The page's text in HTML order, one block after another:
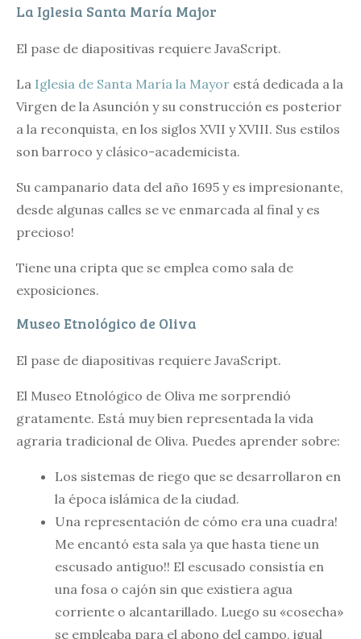
La Iglesia Santa María Major
El pase de diapositivas requiere JavaScript.
La Iglesia de Santa María la Mayor está dedicada a la
Virgen de la Asunción y su construcción es posterior
a la reconquista, en los siglos XVII y XVIII. Sus estilos
son barroco y clásico-academicista.
Su campanario data del año 1695 y es impresionante,
desde algunas calles se ve enmarcada al final y es
precioso!
Tiene una cripta que se emplea como sala de
exposiciones.
Museo Etnológico de Oliva
El pase de diapositivas requiere JavaScript.
El Museo Etnológico de Oliva me sorprendió
gratamente. Está muy bien representada la vida
agraria tradicional de Oliva. Puedes aprender sobre:
Los sistemas de riego que se desarrollaron en
la época islámica de la ciudad.
Una representación de cómo era una cuadra!
Me encantó esta sala ya que hasta tiene un
escusado antiguo!! El escusado consistía en
una fosa o cajón sin que existiera agua
corriente o alcantarillado. Luego su «cosecha»
se empleaba para el abono del campo, igual